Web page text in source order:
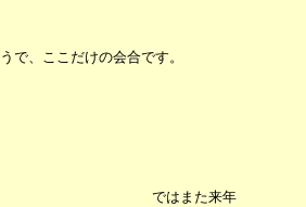
で、ここだけの会合です。
ではまた来年